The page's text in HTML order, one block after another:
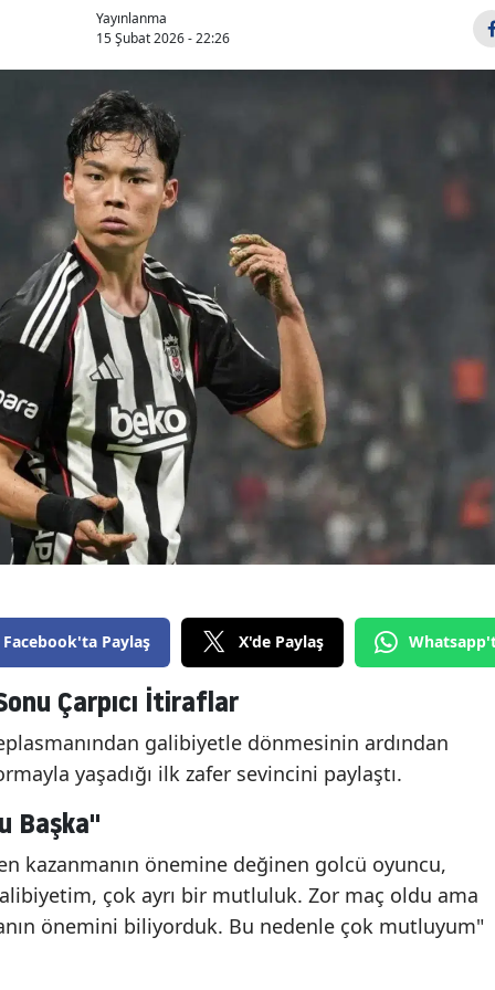
Yayınlanma
15 Şubat 2026 - 22:26
Facebook'ta Paylaş X'de Paylaş
Çarpıcı İtiraflar
galibiyetle dönmesinin ardından
yaşadığı ilk zafer sevincini paylaştı.
Başka"
kazanmanın önemine değinen golcü oyuncu,
çok ayrı bir mutluluk. Zor maç oldu ama
önemini biliyorduk. Bu nedenle çok mutluyum"